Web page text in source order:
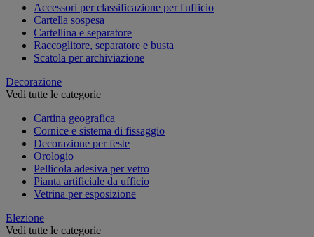
Accessori per classificazione per l'ufficio
Cartella sospesa
Cartellina e separatore
Raccoglitore, separatore e busta
Scatola per archiviazione
Decorazione
Vedi tutte le categorie
Cartina geografica
Cornice e sistema di fissaggio
Decorazione per feste
Orologio
Pellicola adesiva per vetro
Pianta artificiale da ufficio
Vetrina per esposizione
Elezione
Vedi tutte le categorie